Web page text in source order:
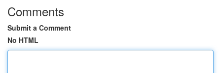
Comments
Submit a Comment
No HTML